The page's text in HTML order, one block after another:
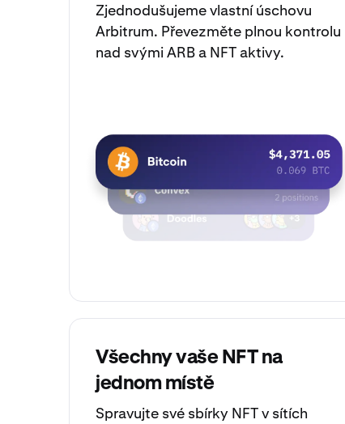
Zjednodušujemevlastní úschovu
Arbitrum. Převezměte plnou kontrolu
nad svými ARB a NFT aktivy.
Všechny vaše NFT na
jednom místě
Spravujte své sbírky NFTv sítích